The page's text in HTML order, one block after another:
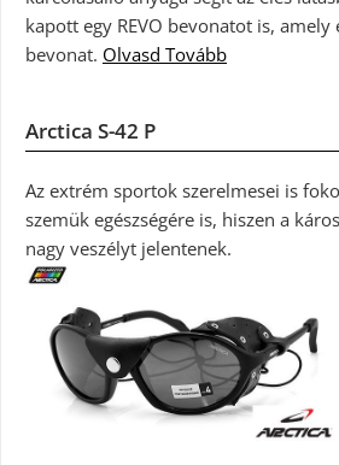
kapott egy REVO bevonatot is,
bevonat. Olvasd Tovább
Arctica S-42 P
Az extrém sportok szerelmesei is
szemük egészségére is, hiszen a
nagy veszélyt jelentenek.